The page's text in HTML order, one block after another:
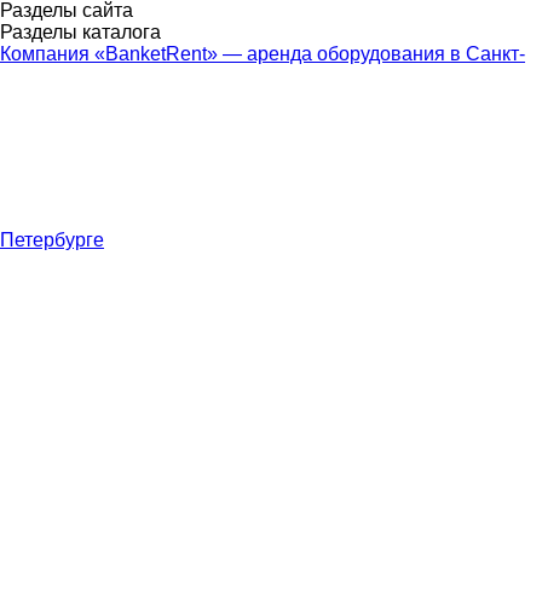
Разделы сайта
Разделы каталога
Компания «BanketRent» — аренда оборудования в Санкт-
Петербурге